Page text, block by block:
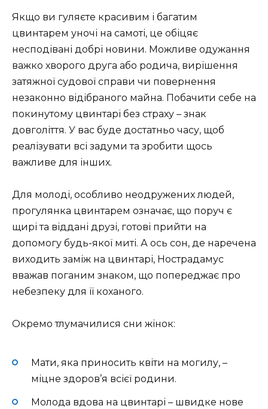
Якщо ви гуляєте красивим і багатим
цвинтарем уночі на самоті, це обіцяє
несподівані добрі новини. Можливе одужання
важко хворого друга або родича, вирішення
затяжної судової справи чи повернення
незаконно відібраного майна. Побачити себе на
покинутому цвинтарі без страху – знак
довголіття. У вас буде достатньо часу, щоб
реалізувати всі задуми та зробити щось
важливе для інших.
Для молоді, особливо неодружених людей,
прогулянка цвинтарем означає, що поруч є
щирі та віддані друзі, готові прийти на
допомогу будь-якої миті. А ось сон, де наречена
виходить заміж на цвинтарі, Нострадамус
вважав поганим знаком, що попереджає про
небезпеку для її коханого.
Окремо тлумачилися сни жінок:
Мати, яка приносить квіти на могилу, –
міцне здоров’я всієї родини.
Молода вдова на цвинтарі – швидке нове